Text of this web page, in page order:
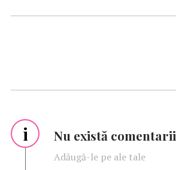
i Nu există comentarii
Adăugă-le pe ale tale